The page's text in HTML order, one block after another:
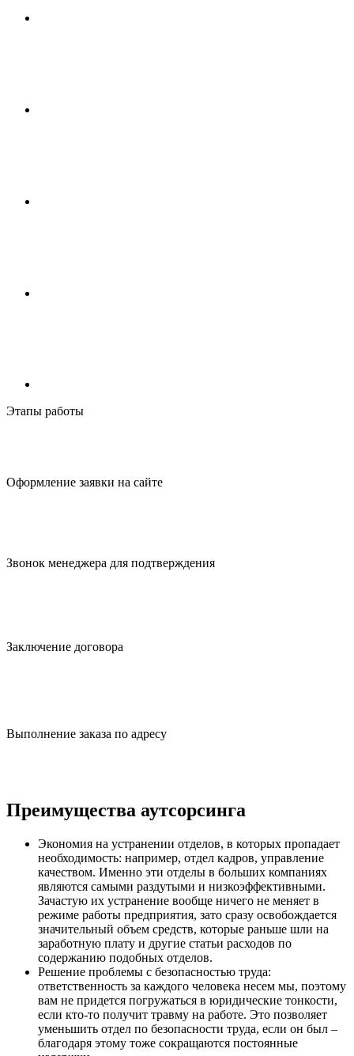
Этапы работы
Оформление заявки на сайте
Звонок менеджера для подтверждения
Заключение договора
Выполнение заказа по адресу
Преимущества аутсорсинга
Экономия на устранении отделов, в которых пропадает
необходимость: например, отдел кадров, управление
качеством. Именно эти отделы в больших компаниях
являются самыми раздутыми и низкоэффективными.
Зачастую их устранение вообще ничего не меняет в
режиме работы предприятия, зато сразу освобождается
значительный объем средств, которые раньше шли на
заработную плату и другие статьи расходов по
содержанию подобных отделов.
Решение проблемы с безопасностью труда:
ответственность за каждого человека несем мы, поэтому
вам не придется погружаться в юридические тонкости,
если кто-то получит травму на работе. Это позволяет
уменьшить отдел по безопасности труда, если он был –
благодаря этому тоже сокращаются постоянные